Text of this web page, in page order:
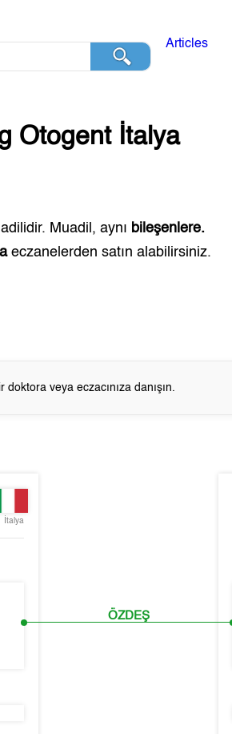
Articles
Otogent İtalya
Muadil, aynı bileşenlere.
eczanelerden satın alabilirsiniz.
veya eczacınıza danışın.
İtalya
ÖZDEŞ